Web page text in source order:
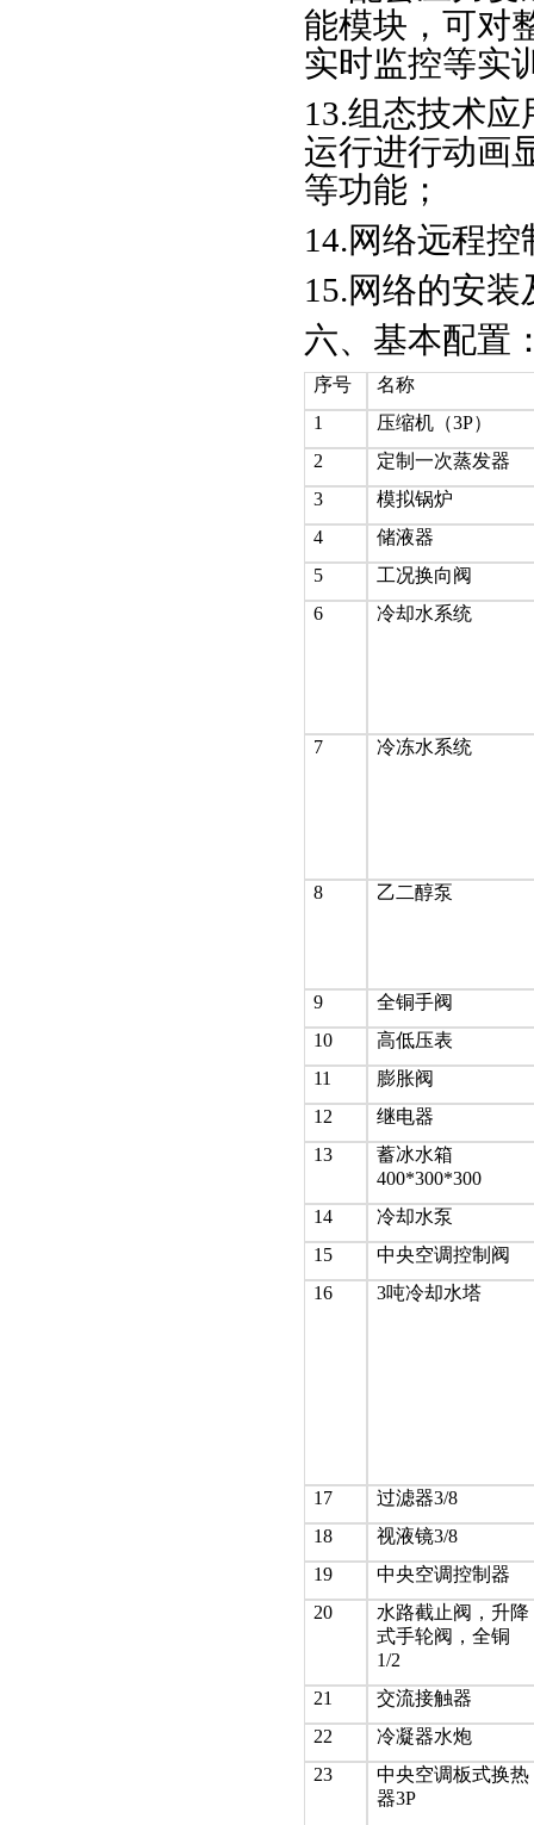
能模块，可对
实时监控等实
13.组态技术
运行进行动画
等功能；
14.网络远程控
15.网络的安
六、基本配置
序号
名称
1
压缩机（3P）
2
定制一次蒸发器
3
模拟锅炉
4
储液器
5
工况换向阀
6
冷却水系统
7 冷冻水系统
8 乙二醇泵
9
全铜手阀
10
高低压表
11
膨胀阀
12
继电器
13
蓄冰水箱
400*300*300
14
冷却水泵
15
中央空调控制阀
16
3吨冷却水塔
17
过滤器3/8
18
视液镜3/8
19
中央空调控制器
20
水路截止阀，升降
式手轮阀，全铜
1/2
21
交流接触器
22
冷凝器水炮
23
中央空调板式换热
器3P